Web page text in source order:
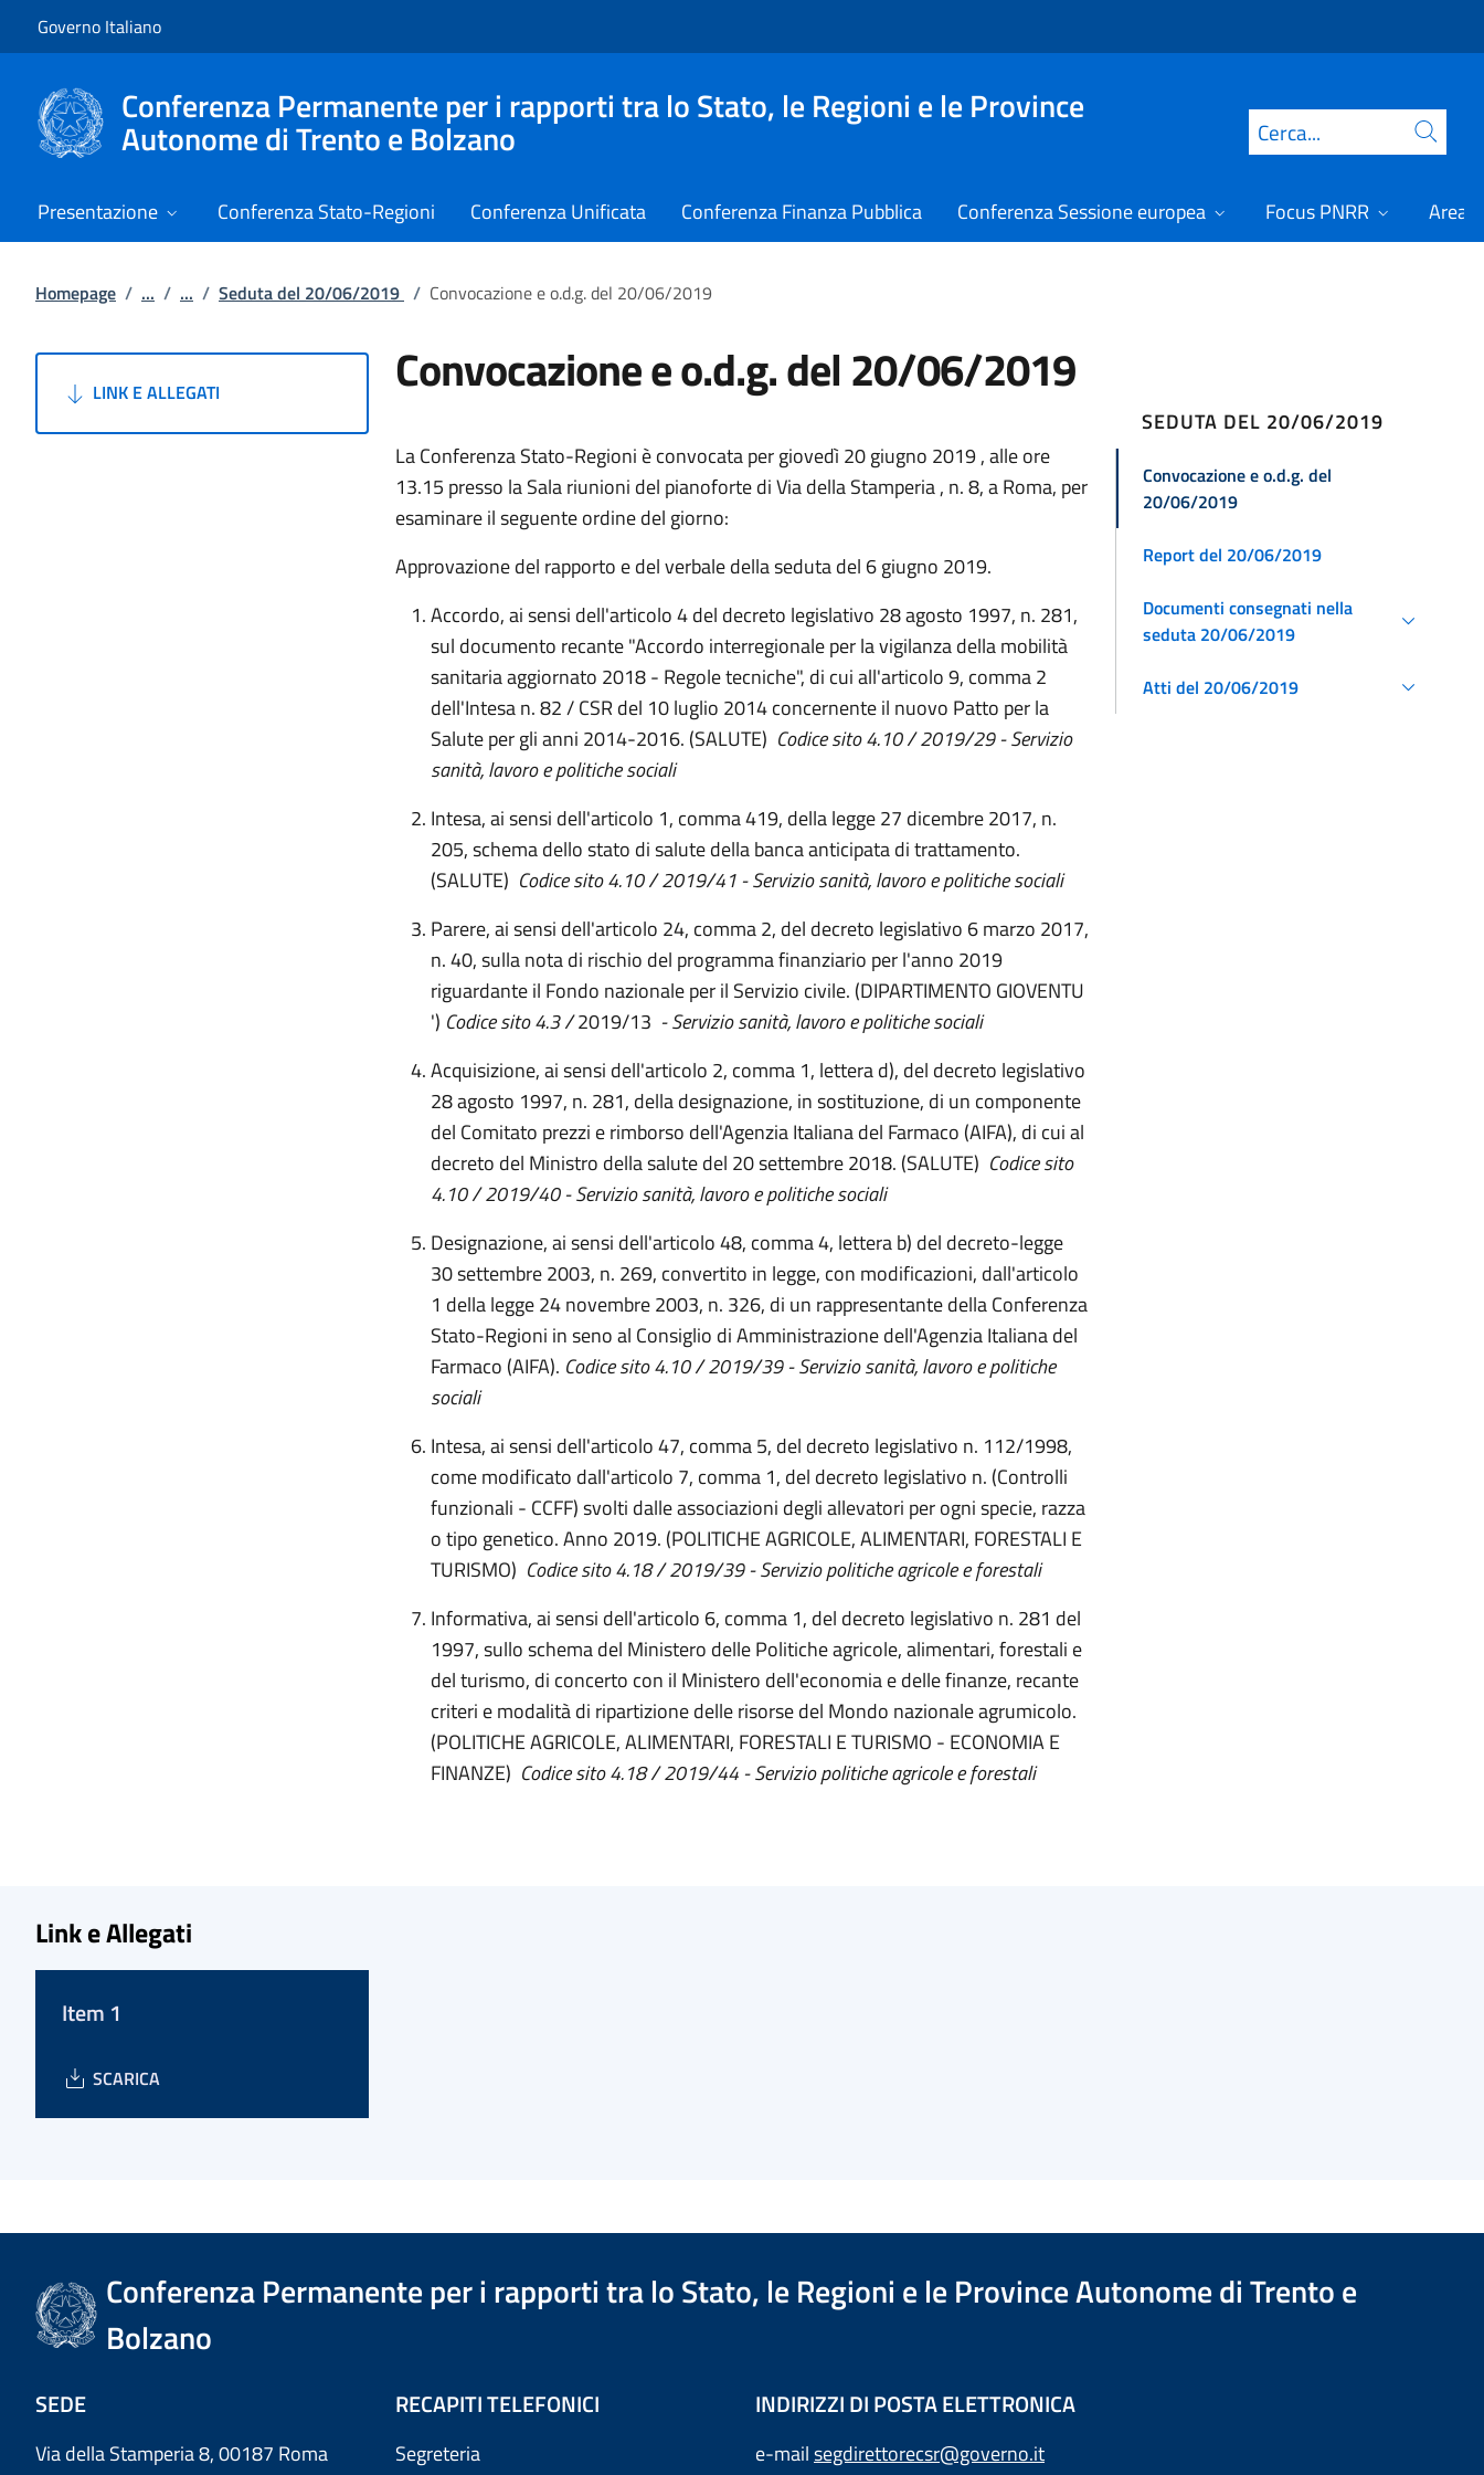
Governo Italiano
Conferenza Permanente per i rapporti tra lo Stato, le Regioni e le Province
Autonome di Trento e Bolzano Cerca
Presentazione Conferenza Stato-Regioni Conferenza Unificata Conferenza Finanza Pubblica Conferenza Sessione europea Focus PNRR Area
Homepage / ... / ... / Seduta del 20/06/2019 / Convocazione e o.d.g. del 20/06/2019
LINK E ALLEGATI Convocazione e o.d.g. del 20/06/2019
La Conferenza Stato-Regioni è convocata per giovedì 20 giugno 2019 , alle ore
13.15 presso la Sala riunioni del pianoforte di Via della Stamperia , n. 8, a Roma, per
esaminare il seguente ordine del giorno:
Approvazione del rapporto e del verbale della seduta del 6 giugno 2019.
Accordo, ai sensi dell'articolo 4 del decreto legislativo 28 agosto 1997, n. 281,
sul documento recante "Accordo interregionale per la vigilanza della mobilità
sanitaria aggiornato 2018 - Regole tecniche", di cui all'articolo 9, comma 2
dell'Intesa n. 82 / CSR del 10 luglio 2014 concernente il nuovo Patto per la
Salute per gli anni 2014-2016. (SALUTE) Codice sito 4.10 / 2019/29 - Servizio
sanità, lavoro e politiche sociali
Intesa, ai sensi dell'articolo 1, comma 419, della legge 27 dicembre 2017, n.
205, schema dello stato di salute della banca anticipata di trattamento.
(SALUTE) Codice sito 4.10 / 2019/41 - Servizio sanità, lavoro e politiche sociali
Parere, ai sensi dell'articolo 24, comma 2, del decreto legislativo 6 marzo 2017,
n. 40, sulla nota di rischio del programma finanziario per l'anno 2019
riguardante il Fondo nazionale per il Servizio civile. (DIPARTIMENTO GIOVENTU
') Codice sito 4.3 /2019/13 - Servizio sanità, lavoro e politiche sociali
Acquisizione, ai sensi dell'articolo 2, comma 1, lettera d), del decreto legislativo
28 agosto 1997, n. 281, della designazione, in sostituzione, di un componente
del Comitato prezzi e rimborso dell'Agenzia Italiana del Farmaco (AIFA), di cui al
decreto del Ministro della salute del 20 settembre 2018. (SALUTE) Codice sito
4.10 / 2019/40 - Servizio sanità, lavoro e politiche sociali
Designazione, ai sensi dell'articolo 48, comma 4, lettera b) del decreto-legge
30 settembre 2003, n. 269, convertito in legge, con modificazioni, dall'articolo
1 della legge 24 novembre 2003, n. 326, di un rappresentante della Conferenza
Stato-Regioni in seno al Consiglio di Amministrazione dell'Agenzia Italiana del
Farmaco (AIFA). Codice sito 4.10 / 2019/39 - Servizio sanità, lavoro e politiche
sociali
Intesa, ai sensi dell'articolo 47, comma 5, del decreto legislativo n. 112/1998,
come modificato dall'articolo 7, comma 1, del decreto legislativo n. (Controlli
funzionali - CCFF) svolti dalle associazioni degli allevatori per ogni specie, razza
o tipo genetico. Anno 2019. (POLITICHE AGRICOLE, ALIMENTARI, FORESTALI E
TURISMO) Codice sito 4.18 / 2019/39 - Servizio politiche agricole e forestali
Informativa, ai sensi dell'articolo 6, comma 1, del decreto legislativo n. 281 del
1997, sullo schema del Ministero delle Politiche agricole, alimentari, forestali e
del turismo, di concerto con il Ministero dell'economia e delle finanze, recante
criteri e modalità di ripartizione delle risorse del Mondo nazionale agrumicolo.
(POLITICHE AGRICOLE, ALIMENTARI, FORESTALI E TURISMO - ECONOMIA E
FINANZE) Codice sito 4.18 / 2019/44 - Servizio politiche agricole e forestali
SEDUTA DEL 20/06/2019
Convocazione e o.d.g. del
20/06/2019
Report del 20/06/2019
Documenti consegnati nella
seduta 20/06/2019
Atti del 20/06/2019
Link e Allegati
Item 1
SCARICA
Conferenza Permanente per i rapporti tra lo Stato, le Regioni e le Province Autonome di Trento e
Bolzano
SEDE
Via della Stamperia 8, 00187 Roma
RECAPITI TELEFONICI
Segreteria
INDIRIZZI DI POSTA ELETTRONICA
e-mailsegdirettorecsr@governo.it